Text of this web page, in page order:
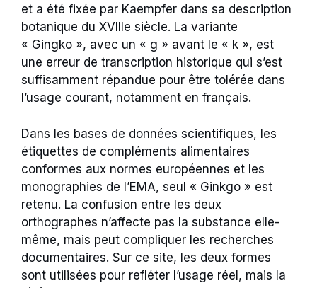
et a été fixée par Kaempfer dans sa description
botanique du XVIIIe siècle. La variante
« Gingko », avec un « g » avant le « k », est
une erreur de transcription historique qui s’est
suffisamment répandue pour être tolérée dans
l’usage courant, notamment en français.
Dans les bases de données scientifiques, les
étiquettes de compléments alimentaires
conformes aux normes européennes et les
monographies de l’EMA, seul « Ginkgo » est
retenu. La confusion entre les deux
orthographes n’affecte pas la substance elle-
même, mais peut compliquer les recherches
documentaires. Sur ce site, les deux formes
sont utilisées pour refléter l’usage réel, mais la